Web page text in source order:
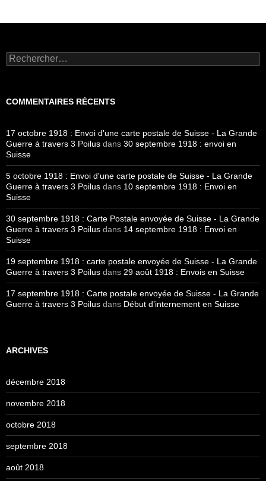
Rechercher :
COMMENTAIRES RÉCENTS
17 octobre 1918 : Envoi d'une carte postale de Suisse - La Grande
Guerre à travers 3 Poilus dans 30 septembre 1918 : envoi en
Suisse
5 octobre 1918 : Envoi d'une carte postale de Suisse - La Grande
Guerre à travers 3 Poilus dans 10 septembre 1918 : Envoi en
Suisse
30 septembre 1918 : Carte Postale envoyée de Suisse - La Grande
Guerre à travers 3 Poilus dans 14 septembre 1918 : Envoi en
Suisse
19 septembre 1918 : carte postale envoyée de Suisse - La Grande
Guerre à travers 3 Poilus dans 29 août 1918 : Envois en Suisse
17 septembre 1918 : Carte postale envoyée de Suisse - La Grande
Guerre à travers 3 Poilus dans Début d’internement en Suisse
ARCHIVES
décembre 2018
novembre 2018
octobre 2018
septembre 2018
août 2018